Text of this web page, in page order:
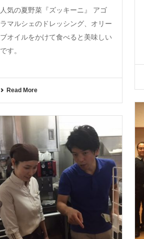
人気の夏野菜『ズッキーニ』 アゴ
ラマルシェのドレッシング、オリー
ブオイルをかけて食べると美味しい
です。
Read More